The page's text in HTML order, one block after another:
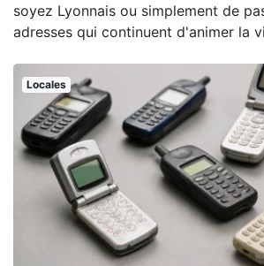
soyez Lyonnais ou simplement de
adresses qui continuent d'animer la
Locales